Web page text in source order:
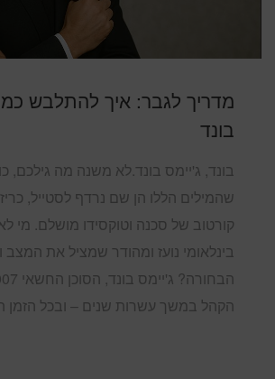
מדריך לגבר: איך להתלבש
בונד
בונד, ג'יימס בונד.לא משנה מה גילכם,
שהמילים הללו הן שם נרדף לסטייל,
קורטוב של סכנה וטוקסידו מושלם. מי
בינלאומי נועז ומהודר שמציל את המצב
הקהל במשך עשרות שנים – ובכל הזמן